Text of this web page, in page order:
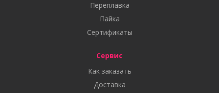
Переплавка
Пайка
Сертификаты
Сервис
Как заказать
Доставка